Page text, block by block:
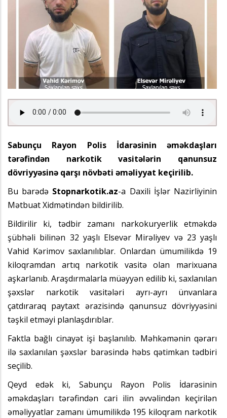
Sabunçu Rayon Polis İdarəsinin əməkdaşları
tərəfindən narkotik vasitələrin qanunsuz
dövriyyəsinə qarşı növbəti əməliyyat keçirilib.
Bu barədə Stopnarkotik.az-a Daxili İşlər Nazirliyinin
Mətbuat Xidmətindən bildirilib.
Bildirilir ki, tədbir zamanı narkokuryerlik etməkdə
şübhəli bilinən 32 yaşlı Elsevər Mirəliyev və 23 yaşlı
Vahid Kərimov saxlanılıblar. Onlardan ümumilikdə 19
kiloqramdan artıq narkotik vasitə olan marixuana
aşkarlanıb. Araşdırmalarla müəyyən edilib ki, saxlanılan
şəxslər narkotik vasitələri ayrı-ayrı ünvanlara
çatdıraraq paytaxt ərazisində qanunsuz dövriyyəsini
təşkil etməyi planlaşdırıblar.
Faktla bağlı cinayət işi başlanılıb. Məhkəmənin qərarı
ilə saxlanılan şəxslər barəsində həbs qətimkan tədbiri
seçilib.
Qeyd edək ki, Sabunçu Rayon Polis İdarəsinin
əməkdaşları tərəfindən cari ilin əvvəlindən keçirilən
əməliyyatlar zamanı ümumilikdə 195 kiloqram narkotik